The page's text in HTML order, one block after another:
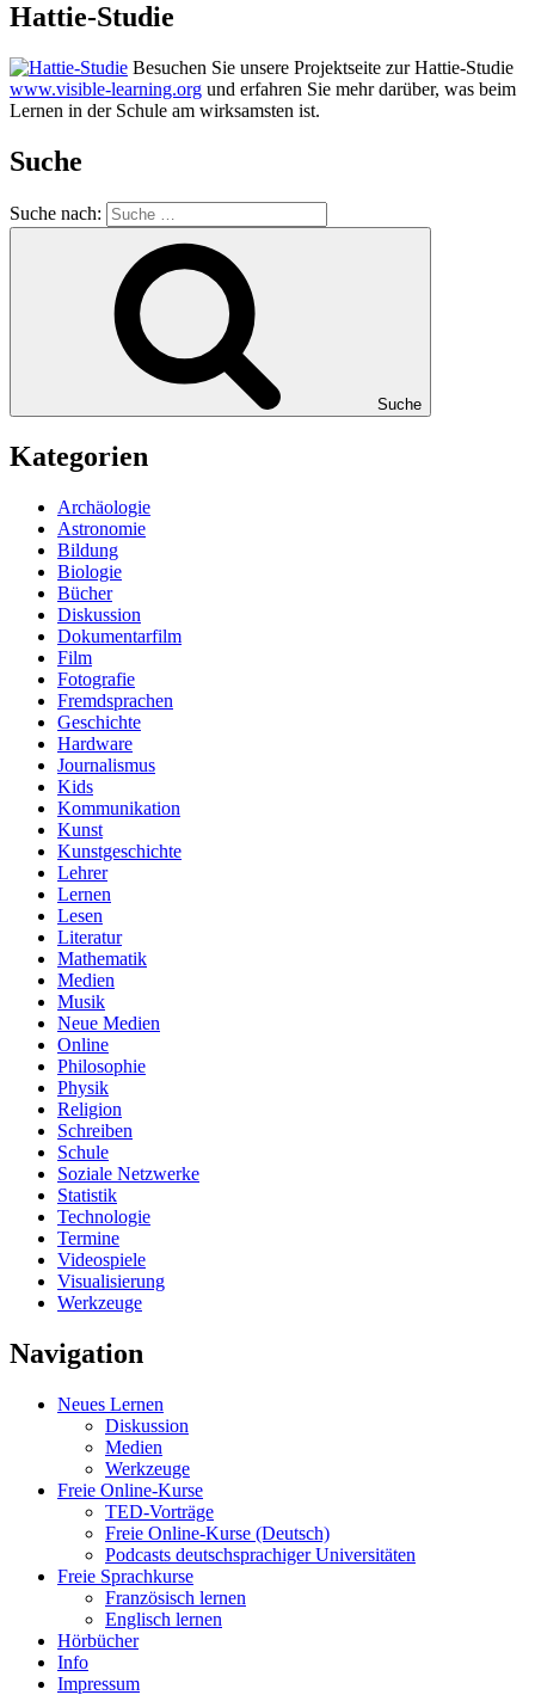
Hattie-Studie
Besuchen Sie unsere Projektseite zur Hattie-Studie
www.visible-learning.org und erfahren Sie mehr darüber, was beim
Lernen in der Schule am wirksamsten ist.
Suche
Suche nach:
Suche
Kategorien
Archäologie
Astronomie
Bildung
Biologie
Bücher
Diskussion
Dokumentarfilm
Film
Fotografie
Fremdsprachen
Geschichte
Hardware
Journalismus
Kids
Kommunikation
Kunst
Kunstgeschichte
Lehrer
Lernen
Lesen
Literatur
Mathematik
Medien
Musik
Neue Medien
Online
Philosophie
Physik
Religion
Schreiben
Schule
Soziale Netzwerke
Statistik
Technologie
Termine
Videospiele
Visualisierung
Werkzeuge
Navigation
Neues Lernen
Diskussion
Medien
Werkzeuge
Freie Online-Kurse
TED-Vorträge
Freie Online-Kurse (Deutsch)
Podcasts deutschsprachiger Universitäten
Freie Sprachkurse
Französisch lernen
Englisch lernen
Hörbücher
Info
Impressum